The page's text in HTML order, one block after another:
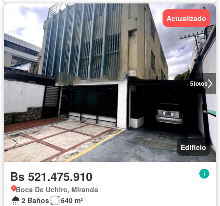
5fotos
Actualizado
Edificio
Bs 521.475.910
Boca De Uchire, Miranda
2 Baños
640 m²